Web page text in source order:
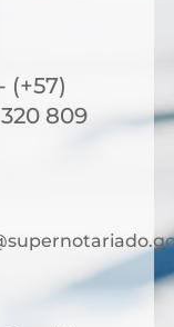
(+57)
809